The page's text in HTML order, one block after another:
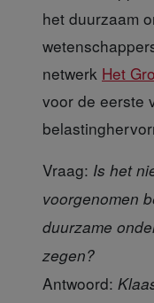
het duurzaam
netwerk Het
voor de eerste
Vraag: Is het
voorgenomen
duurzame
zegen?
Antwoord: